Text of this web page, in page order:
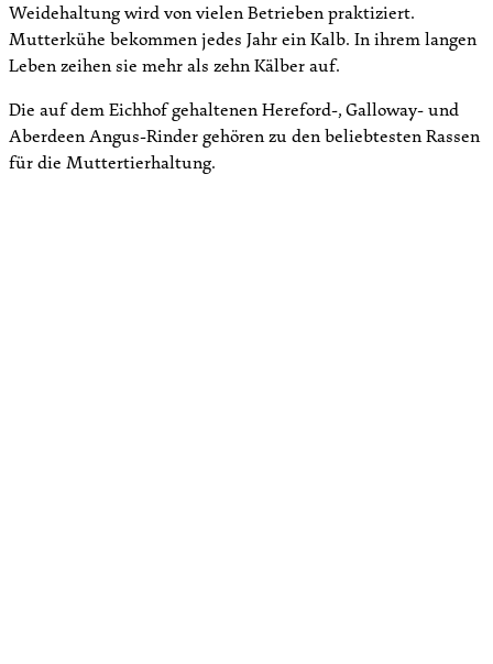
Weidehaltung wird von vielen Betrieben praktiziert.
Mutterkühe bekommen jedes Jahr ein Kalb. In ihrem langen
Leben zeihen sie mehr als zehn Kälber auf.
Die auf dem Eichhof gehaltenen Hereford-, Galloway- und
Aberdeen Angus-Rinder gehören zu den beliebtesten Rassen
für die Muttertierhaltung.